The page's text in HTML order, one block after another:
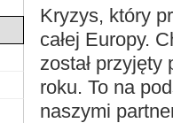
Kryzys, który
całej Europy.
został
roku. To na
naszymi